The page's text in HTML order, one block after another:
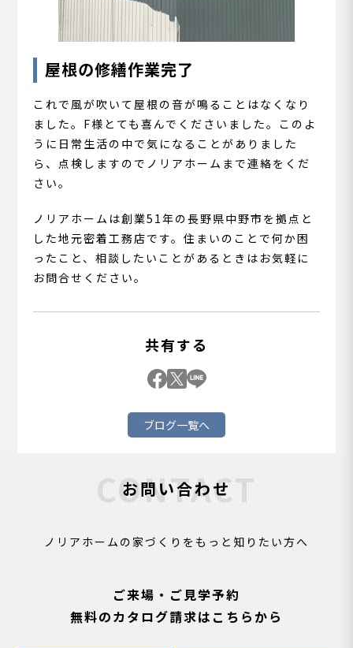
屋根の修繕作業完了
これで風が吹いて屋根の音が鳴ることはなくなり
ました。F様とても喜んでくださいました。このよ
うに日常生活の中で気になることがありました
ら、点検しますのでノリアホームまで連絡をくだ
さい。
ノリアホームは創業51年の長野県中野市を拠点と
した地元密着工務店です。住まいのことで何か困
ったこと、相談したいことがあるときはお気軽に
お問合せください。
共有する
ブログ一覧へ
お問い合わせ
CONTACT
ノリアホームの家づくりをもっと知りたい方へ
ご来場・ご見学予約
無料のカタログ請求はこちらから